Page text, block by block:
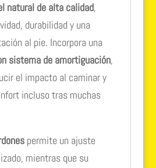
natural de alta calidad,
durabilidad y una
al pie. Incorpora una
sistema de amortiguación,
el impacto al caminar y
incluso tras muchas
permite un ajuste
mientras que su